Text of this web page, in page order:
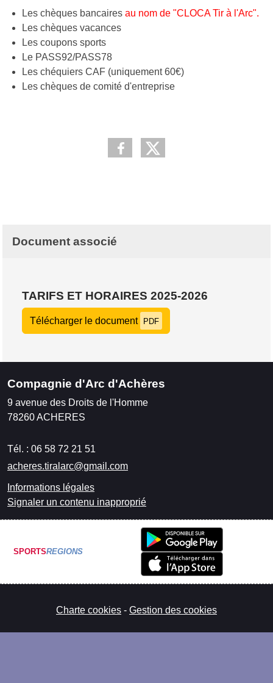
Les chèques bancaires au nom de "CLOCA Tir à l'Arc".
Les chèques vacances
Les coupons sports
Le PASS92/PASS78
Les chéquiers CAF (uniquement 60€)
Les chèques de comité d'entreprise
Document associé
TARIFS ET HORAIRES 2025-2026
Télécharger le document PDF
Compagnie d'Arc d'Achères
9 avenue des Droits de l'Homme
78260ACHERES
Tél. : 06 58 72 21 51
acheres.tiralarc@gmail.com
Informations légales
Signaler un contenu inapproprié
SPORTSREGIONS
Charte cookies Gestion des cookies